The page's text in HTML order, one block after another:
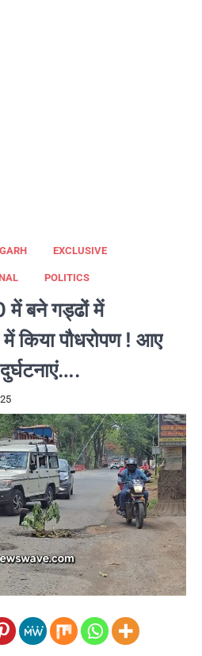
EXCLUSIVE
POLITICS
बने गड्ढों में
में किया पौधरोपण ! आए